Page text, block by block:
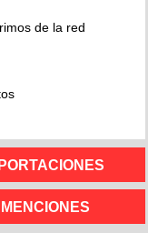
de la red
MENCIONES